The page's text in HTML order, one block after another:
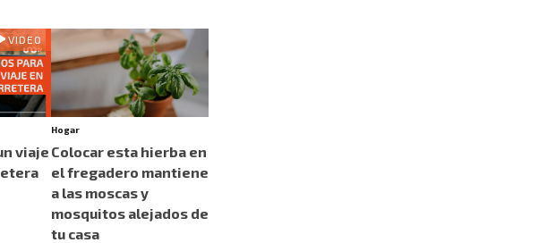
VIDEO
viaje
Hogar
Colocar esta hierba en
el fregadero mantiene
a las moscas y
mosquitos alejados de
tu casa